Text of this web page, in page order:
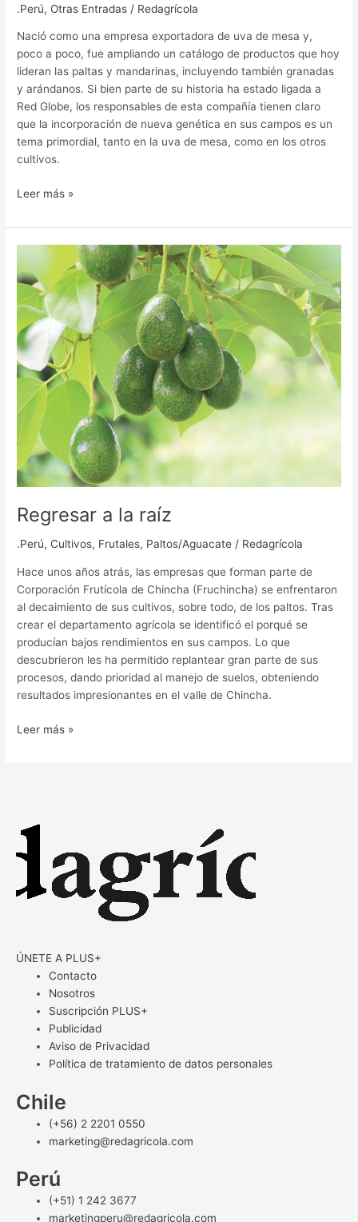
.Perú, Otras Entradas / Redagrícola
Nació como una empresa exportadora de uva de mesa y,
poco a poco, fue ampliando un catálogo de productos que hoy
lideran las paltas y mandarinas, incluyendo también granadas
y arándanos. Si bien parte de su historia ha estado ligada a
Red Globe, los responsables de esta compañía tienen claro
que la incorporación de nueva genética en sus campos es un
tema primordial, tanto en la uva de mesa, como en los otros
cultivos.
Leer más »
Regresar a la raíz
.Perú, Cultivos, Frutales, Paltos/Aguacate / Redagrícola
Hace unos años atrás, las empresas que forman parte de
Corporación Frutícola de Chincha (Fruchincha) se enfrentaron
al decaimiento de sus cultivos, sobre todo, de los paltos. Tras
crear el departamento agrícola se identificó el porqué se
producían bajos rendimientos en sus campos. Lo que
descubrieron les ha permitido replantear gran parte de sus
procesos, dando prioridad al manejo de suelos, obteniendo
resultados impresionantes en el valle de Chincha.
a
la
raíz
Leer más »
ÚNETE A PLUS+
Contacto
Nosotros
Suscripción PLUS+
Publicidad
Aviso de Privacidad
Política de tratamiento de datos personales
Chile
(+56) 2 2201 0550
marketing@redagricola.com
Perú
(+51) 1 242 3677
marketingperu@redagricola.com